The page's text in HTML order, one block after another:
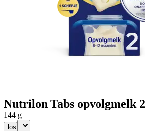
Nutrilon Tabs opvolgmelk 2
144 g
los